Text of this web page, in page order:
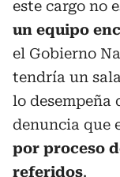
este cargo no
un equipo
el Gobierno
tendría un
lo desempeña
denuncia que
por proceso
referidos.